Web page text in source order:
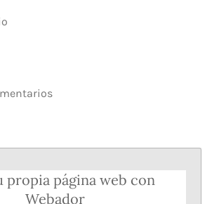
propia página web con
Webador